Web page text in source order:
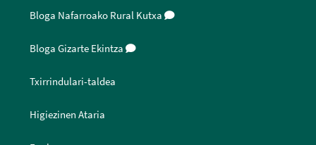
Bloga Nafarroako Rural Kutxa
Bloga Gizarte Ekintza
Txirrindulari-taldea
Higiezinen Ataria